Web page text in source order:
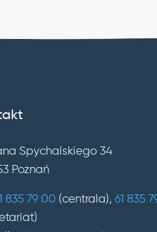
Spychalskiego 34
Poznań
835 79 00 (centrala), 61 835